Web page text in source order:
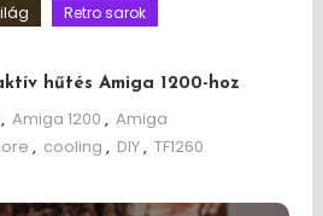
Retro sarok
hűtés Amiga 1200-hoz
, Amiga 1200 , Amiga
, cooling , DIY, TF1260